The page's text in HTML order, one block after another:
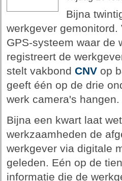
Bijna
werkgever
GPS-systeem waar de
registreert de
stelt vakbond CNVop
geeft één op de drie
werk camera's hangen.
Bijna een kwart laat
werkzaamheden de
werkgever via digitale
geleden. Eén op de
informatie die de